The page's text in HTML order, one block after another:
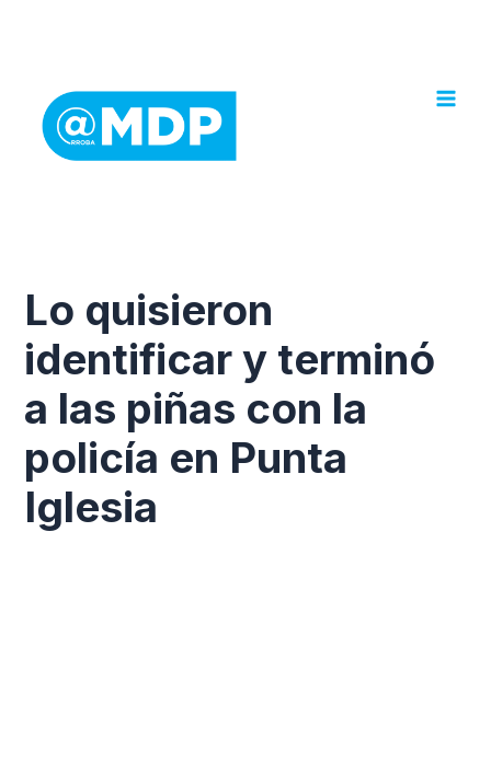
Lo quisieron
identificar y terminó
a las piñas con la
policía en Punta
Iglesia